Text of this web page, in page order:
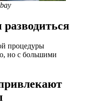
процедуры
но с большими